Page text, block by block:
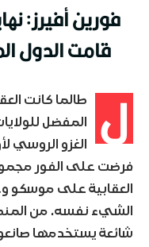
فورين أفيرز:
قامت الدول
ل
طالما كانت
المفضل
الغزو الروسي
فرضت على الفور
العقابية على موسكو
الشيء نفسه. من
شائعة يستخدمها